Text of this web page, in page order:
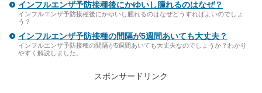
インフルエンザ予防接種後にかゆいし腫れるのはなぜ？
インフルエンザ予防接種後にかゆいし腫れるのはなぜどうすればよいのでしょ
う？
インフルエンザ予防接種の間隔が5週間あいても大丈夫？
インフルエンザ予防接種の間隔が5週間あいても大丈夫なのでしょうか？わかり
やすく解説しました。
スポンサードリンク